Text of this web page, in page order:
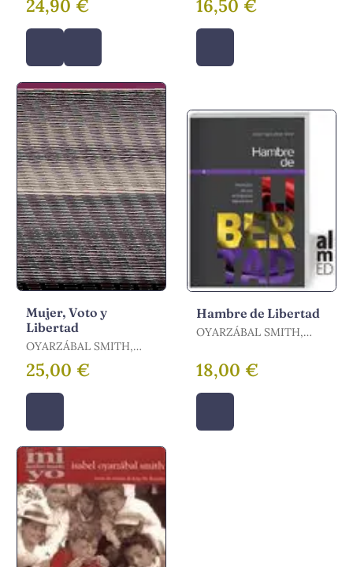
24,90 € 16,50 €
Mujer, Voto y
Libertad
OYARZÁBAL SMITH,
ISABEL
25,00 €
Hambre de Libertad
OYARZÁBAL SMITH,
18,00 €